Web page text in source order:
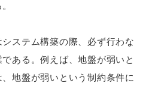
ステム構築の際、必ず行わな
ある。例えば、地盤が弱いと
地盤が弱いという制約条件に